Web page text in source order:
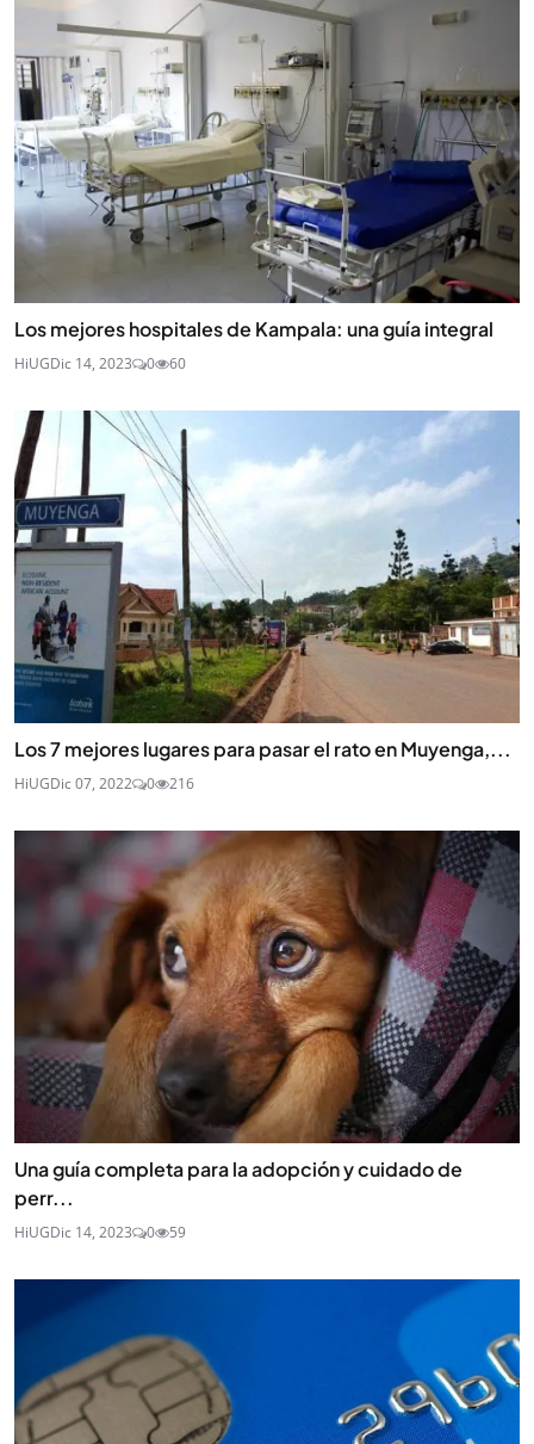
Los mejores hospitales de Kampala: una guía integral
HiUGDic 14, 2023 0 60
Los 7 mejores lugares para pasar el rato en Muyenga,...
HiUGDic 07, 2022 0 216
Una guía completa para la adopción y cuidado de
perr...
HiUGDic 14, 2023 0 59